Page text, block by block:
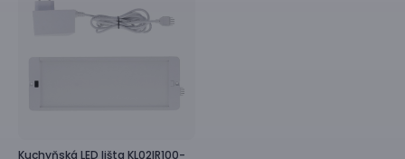
Kuchyňská LED lišta KL02IR100-